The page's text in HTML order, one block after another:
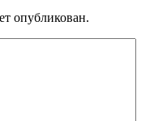
опубликован.